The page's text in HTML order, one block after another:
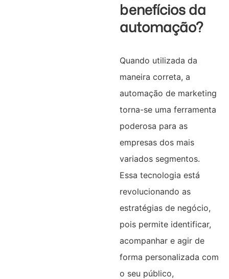
benefícios da
automação?
Quando utilizada da
maneira correta, a
automação de marketing
torna-se uma ferramenta
poderosa para as
empresas dos mais
variados segmentos.
Essa tecnologia está
revolucionando as
estratégias de negócio,
pois permite identificar,
acompanhar e agir de
forma personalizada com
o seu público,